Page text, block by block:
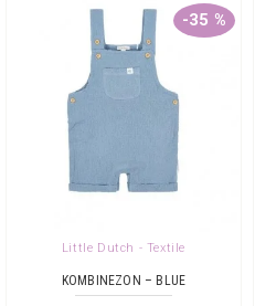
-35 %
Little Dutch - Textile
KOMBINEZON – BLUE